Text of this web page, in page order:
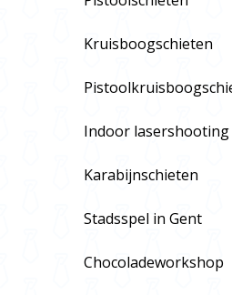
Kruisboogschieten
Indoor lasershooting
Karabijnschieten
Stadsspel in Gent
Chocoladeworkshop